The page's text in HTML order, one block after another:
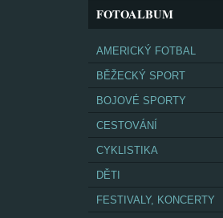
FOTOALBUM
AMERICKÝ FOTBAL
BĚŽECKÝ SPORT
BOJOVÉ SPORTY
CESTOVÁNÍ
CYKLISTIKA
DĚTI
FESTIVALY, KONCERTY